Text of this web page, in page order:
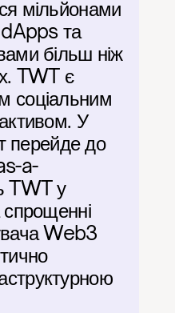
мільйонами
dApps та
більш ніж
TWT є
соціальним
У
перейде до
a-
TWT у
спрощенні
Web3